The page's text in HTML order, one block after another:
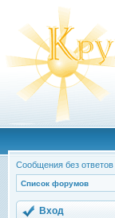
Сообщения без ответов
Список форумов
Вход